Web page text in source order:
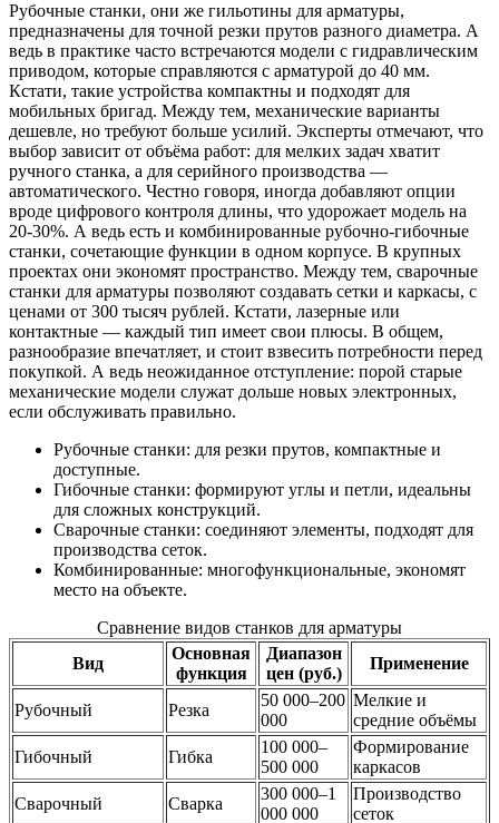
Рубочные станки, они же гильотины для арматуры,
предназначены для точной резки прутов разного диаметра. А
ведь в практике часто встречаются модели с гидравлическим
приводом, которые справляются с арматурой до 40 мм.
Кстати, такие устройства компактны и подходят для
мобильных бригад. Между тем, механические варианты
дешевле, но требуют больше усилий. Эксперты отмечают, что
выбор зависит от объёма работ: для мелких задач хватит
ручного станка, а для серийного производства —
автоматического. Честно говоря, иногда добавляют опции
вроде цифрового контроля длины, что удорожает модель на
20-30%. А ведь есть и комбинированные рубочно-гибочные
станки, сочетающие функции в одном корпусе. В крупных
проектах они экономят пространство. Между тем, сварочные
станки для арматуры позволяют создавать сетки и каркасы, с
ценами от 300 тысяч рублей. Кстати, лазерные или
контактные — каждый тип имеет свои плюсы. В общем,
разнообразие впечатляет, и стоит взвесить потребности перед
покупкой. А ведь неожиданное отступление: порой старые
механические модели служат дольше новых электронных,
если обслуживать правильно.
Рубочные станки: для резки прутов, компактные и
доступные.
Гибочные станки: формируют углы и петли, идеальны
для сложных конструкций.
Сварочные станки: соединяют элементы, подходят для
производства сеток.
Комбинированные: многофункциональные, экономят
место на объекте.
Сравнение видов станков для арматуры
Вид
Основная
функция
Диапазон
цен (руб.)
Применение
Рубочный Резка
50 000–200
000
Мелкие и
средние объёмы
Гибочный
Гибка
100 000–
500 000
Формирование
каркасов
Сварочный
Сварка
300 000–1
000 000
Производство
сеток